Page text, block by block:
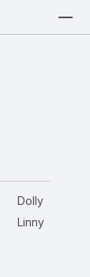
Dolly
Linny